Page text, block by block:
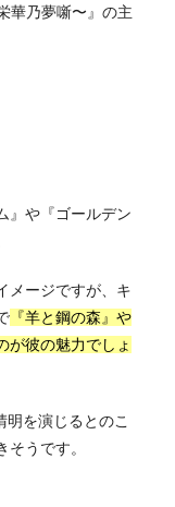
華乃夢噺〜』の主
』や『ゴールデン
メージですが、キ
『羊と鋼の森』や
が彼の魅力でしょ
を演じるとのこ
うです。